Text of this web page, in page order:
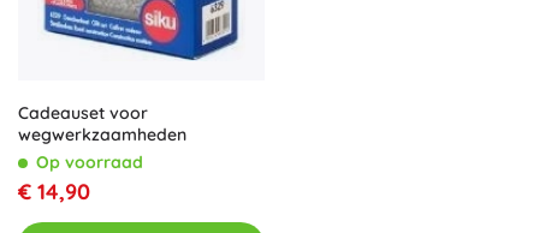
Cadeauset voor
wegwerkzaamheden
Op voorraad
€ 14,90